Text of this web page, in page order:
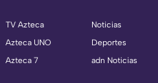
TV Azteca
Azteca UNO
Azteca 7
Noticias
Deportes
adn Noticias